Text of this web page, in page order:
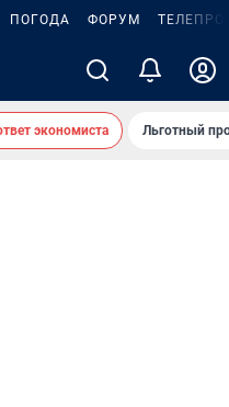
ПОГОДА ФОРУМ
экономиста Льготный